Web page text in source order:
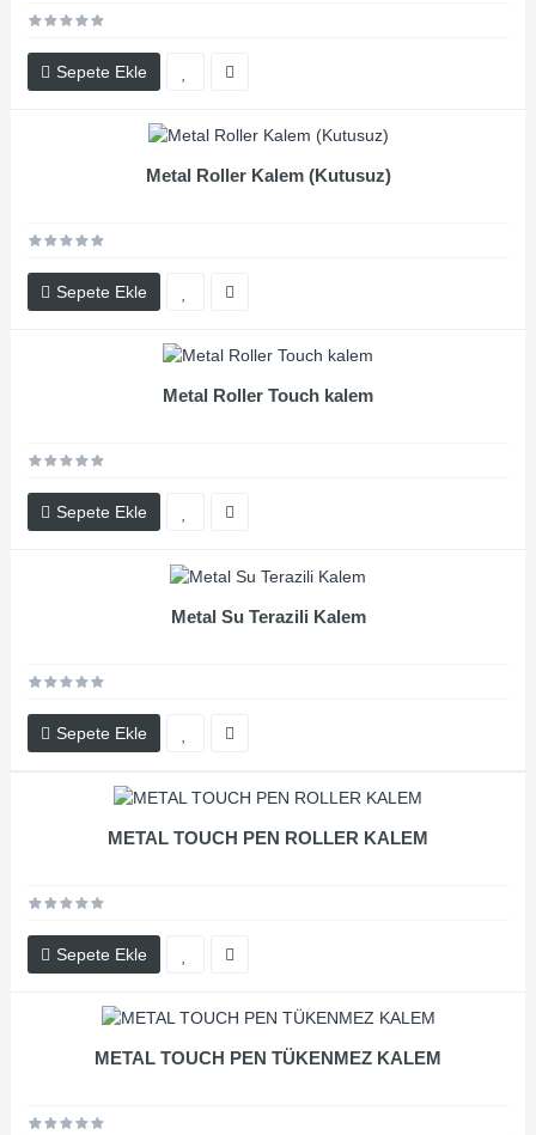
Sepete Ekle
Metal Roller Kalem (Kutusuz)
Sepete Ekle
Metal Roller Touch kalem
Sepete Ekle
Metal Su Terazili Kalem
Sepete Ekle
METAL TOUCH PEN ROLLER KALEM
Sepete Ekle
METAL TOUCH PEN TÜKENMEZ KALEM